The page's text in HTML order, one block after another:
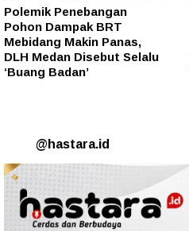
Polemik Penebangan
Pohon Dampak BRT
Mebidang Makin Panas,
DLH Medan Disebut Selalu
‘Buang Badan’
@hastara.id